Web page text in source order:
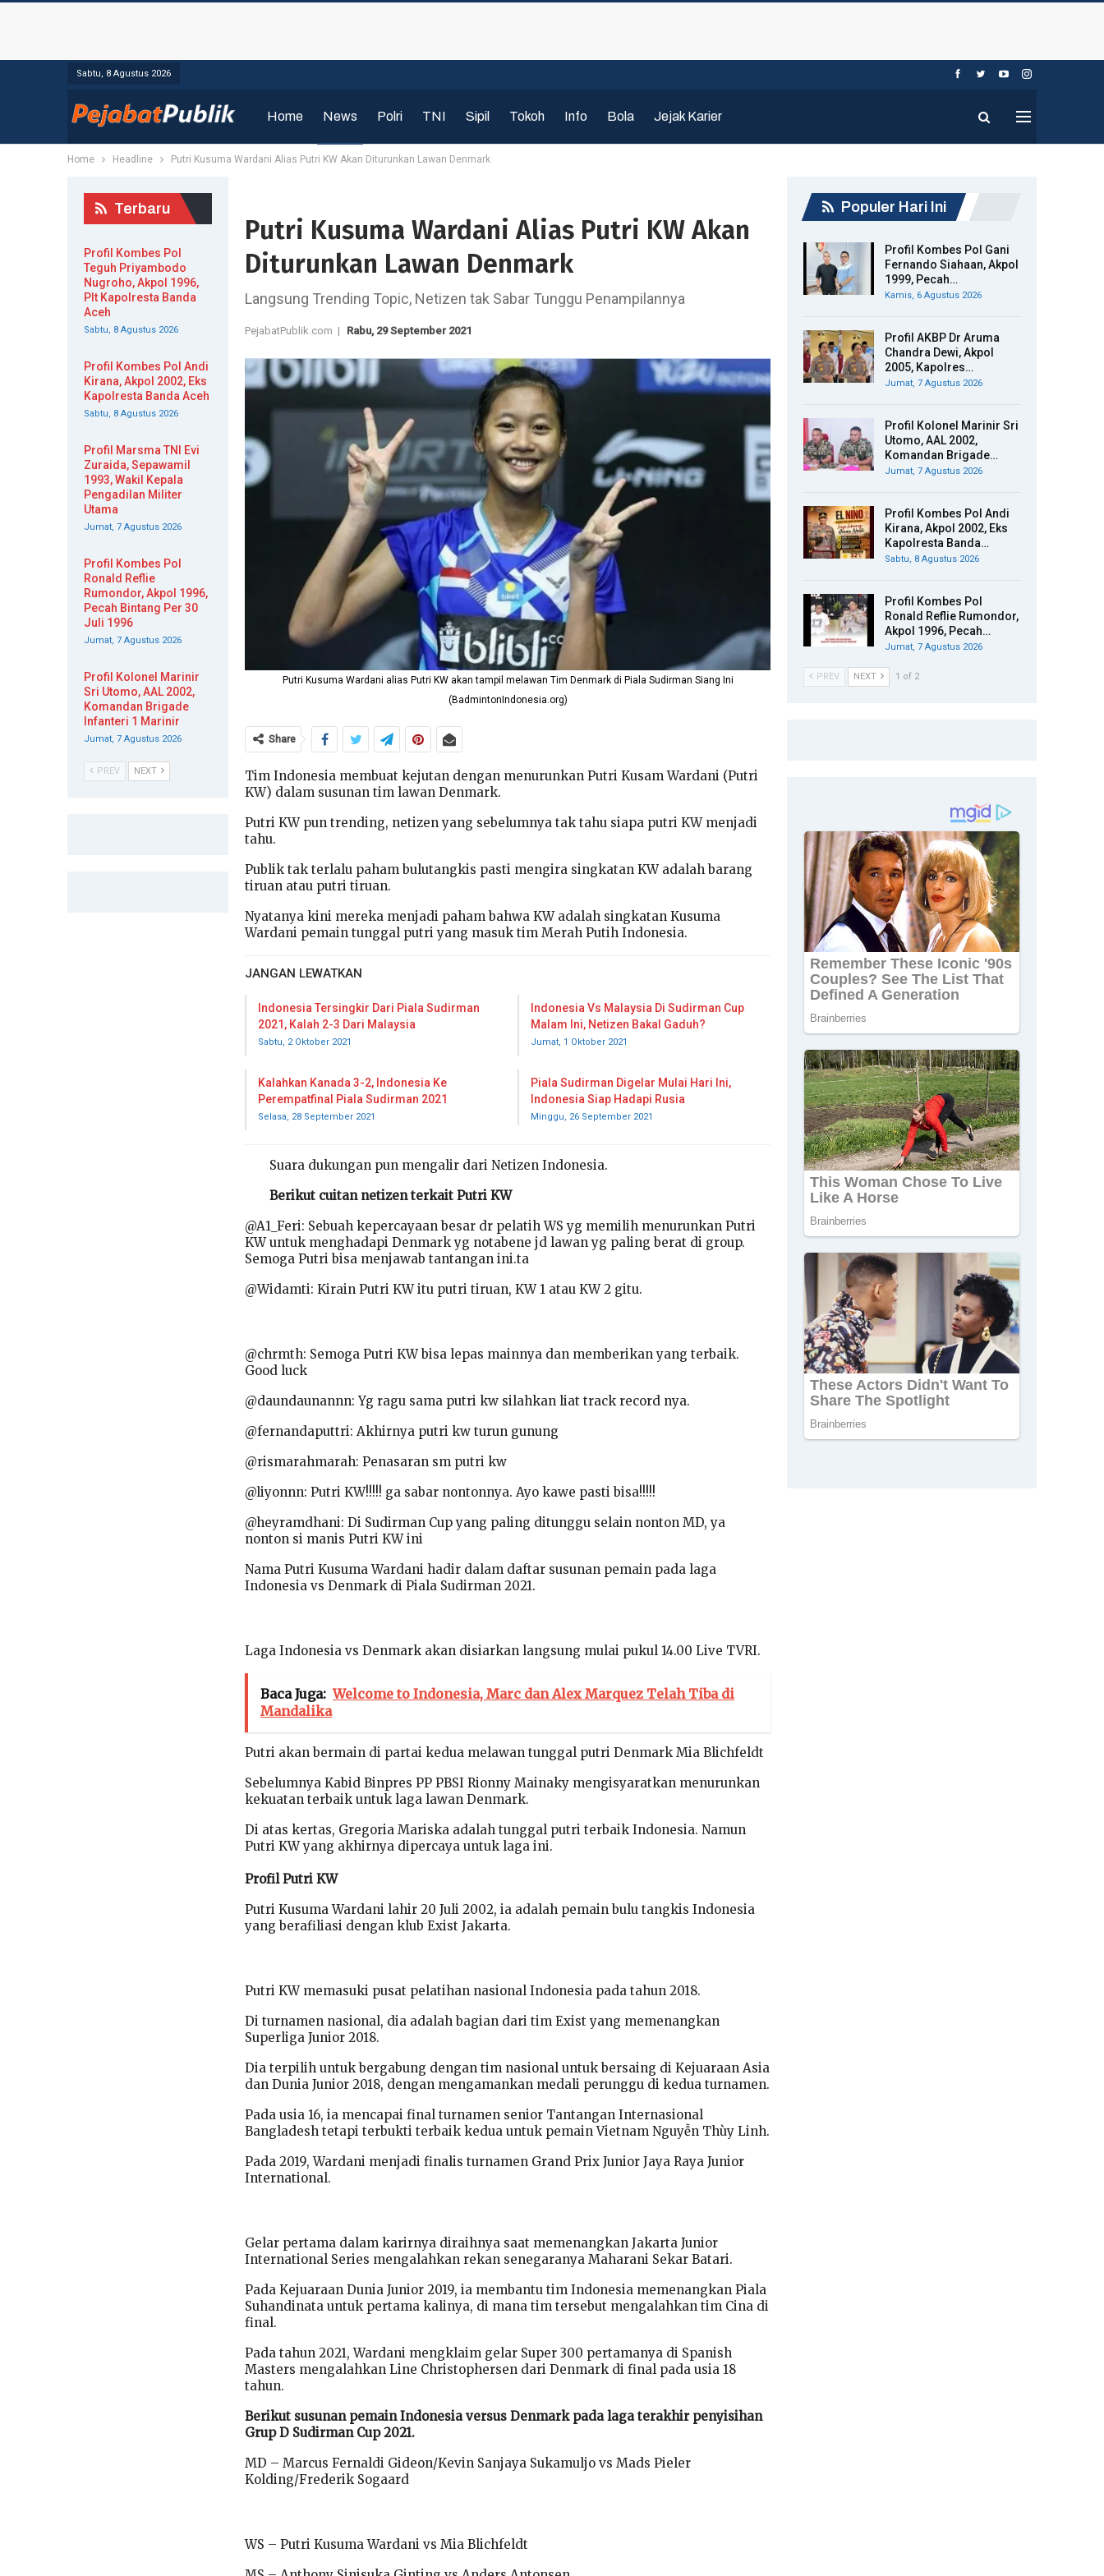
Sabtu, 8 Agustus 2026
Home News Polri TNI Sipil Tokoh Info Bola Jejak Karier
Home Headline Putri Kusuma Wardani Alias Putri KW Akan Diturunkan Lawan Denmark
Putri Kusuma Wardani Alias Putri KW Akan
Diturunkan Lawan Denmark
Langsung Trending Topic, Netizen tak Sabar Tunggu Penampilannya
PejabatPublik.com | Rabu, 29 September 2021
Putri Kusuma Wardani alias Putri KW akan tampil melawan Tim Denmark di Piala Sudirman Siang Ini
(BadmintonIndonesia.org)
Share
Tim Indonesia membuat kejutan dengan menurunkan Putri Kusam Wardani (Putri
KW) dalam susunan tim lawan Denmark.
Putri KW pun trending, netizen yang sebelumnya tak tahu siapa putri KW menjadi
tahu.
Publik tak terlalu paham bulutangkis pasti mengira singkatan KW adalah barang
tiruan atau putri tiruan.
Nyatanya kini mereka menjadi paham bahwa KW adalah singkatan Kusuma
Wardani pemain tunggal putri yang masuk tim Merah Putih Indonesia.
JANGAN LEWATKAN
Indonesia Tersingkir Dari Piala Sudirman
2021, Kalah 2-3 Dari Malaysia
Sabtu, 2 Oktober 2021
Indonesia Vs Malaysia Di Sudirman Cup
Malam Ini, Netizen Bakal Gaduh?
Jumat, 1 Oktober 2021
Kalahkan Kanada 3-2, Indonesia Ke
Perempatfinal Piala Sudirman 2021
Selasa, 28 September 2021
Piala Sudirman Digelar Mulai Hari Ini,
Indonesia Siap Hadapi Rusia
Minggu, 26 September 2021
Suara dukungan pun mengalir dari Netizen Indonesia.
Berikut cuitan netizen terkait Putri KW
@A1_Feri: Sebuah kepercayaan besar dr pelatih WS yg memilih menurunkan Putri
KW untuk menghadapi Denmark yg notabene jd lawan yg paling berat di group.
Semoga Putri bisa menjawab tantangan ini.ta
@Widamti: Kirain Putri KW itu putri tiruan, KW 1 atau KW 2 gitu.
@chrmth: Semoga Putri KW bisa lepas mainnya dan memberikan yang terbaik.
Good luck
@daundaunannn: Yg ragu sama putri kw silahkan liat track record nya.
@fernandaputtri: Akhirnya putri kw turun gunung
@rismarahmarah: Penasaran sm putri kw
@liyonnn: Putri KW!!!!! ga sabar nontonnya. Ayo kawe pasti bisa!!!!!
@heyramdhani: Di Sudirman Cup yang paling ditunggu selain nonton MD, ya
nonton si manis Putri KW ini
Nama Putri Kusuma Wardani hadir dalam daftar susunan pemain pada laga
Indonesia vs Denmark di Piala Sudirman 2021.
Laga Indonesia vs Denmark akan disiarkan langsung mulai pukul 14.00 Live TVRI.
Baca Juga: Welcome to Indonesia, Marc dan Alex Marquez Telah Tiba di
Mandalika
Putri akan bermain di partai kedua melawan tunggal putri Denmark Mia Blichfeldt
Sebelumnya Kabid Binpres PP PBSI Rionny Mainaky mengisyaratkan menurunkan
kekuatan terbaik untuk laga lawan Denmark.
Di atas kertas, Gregoria Mariska adalah tunggal putri terbaik Indonesia. Namun
Putri KW yang akhirnya dipercaya untuk laga ini.
Profil Putri KW
Putri Kusuma Wardani lahir 20 Juli 2002, ia adalah pemain bulu tangkis Indonesia
yang berafiliasi dengan klub Exist Jakarta.
Putri KW memasuki pusat pelatihan nasional Indonesia pada tahun 2018.
Di turnamen nasional, dia adalah bagian dari tim Exist yang memenangkan
Superliga Junior 2018.
Dia terpilih untuk bergabung dengan tim nasional untuk bersaing di Kejuaraan Asia
dan Dunia Junior 2018, dengan mengamankan medali perunggu di kedua turnamen.
Pada usia 16, ia mencapai final turnamen senior Tantangan Internasional
Bangladesh tetapi terbukti terbaik kedua untuk pemain Vietnam Nguyễn Thùy Linh.
Pada 2019, Wardani menjadi finalis turnamen Grand Prix Junior Jaya Raya Junior
International.
Gelar pertama dalam karirnya diraihnya saat memenangkan Jakarta Junior
International Series mengalahkan rekan senegaranya Maharani Sekar Batari.
Pada Kejuaraan Dunia Junior 2019, ia membantu tim Indonesia memenangkan Piala
Suhandinata untuk pertama kalinya, di mana tim tersebut mengalahkan tim Cina di
final.
Pada tahun 2021, Wardani mengklaim gelar Super 300 pertamanya di Spanish
Masters mengalahkan Line Christophersen dari Denmark di final pada usia 18
tahun.
Berikut susunan pemain Indonesia versus Denmark pada laga terakhir penyisihan
Grup D Sudirman Cup 2021.
MD – Marcus Fernaldi Gideon/Kevin Sanjaya Sukamuljo vs Mads Pieler
Kolding/Frederik Sogaard
WS – Putri Kusuma Wardani vs Mia Blichfeldt
Populer Hari Ini
Profil Kombes Pol Gani
Fernando Siahaan, Akpol
1999, Pecah…
Kamis, 6 Agustus 2026
Profil AKBP Dr Aruma
Chandra Dewi, Akpol
2005, Kapolres…
Jumat, 7 Agustus 2026
Profil Kolonel Marinir Sri
Utomo, AAL 2002,
Komandan Brigade…
Jumat, 7 Agustus 2026
Profil Kombes Pol Andi
Kirana, Akpol 2002, Eks
Kapolresta Banda…
Sabtu, 8 Agustus 2026
Profil Kombes Pol
Ronald Reflie Rumondor,
Akpol 1996, Pecah…
Jumat, 7 Agustus 2026
PREV NEXT 1 of 2
Terbaru
Profil Kombes Pol
Teguh Priyambodo
Nugroho, Akpol 1996,
Plt Kapolresta Banda
Aceh
Sabtu, 8 Agustus 2026
Profil Kombes Pol Andi
Kirana, Akpol 2002, Eks
Kapolresta Banda Aceh
Sabtu, 8 Agustus 2026
Profil Marsma TNI Evi
Zuraida, Sepawamil
1993, Wakil Kepala
Pengadilan Militer
Utama
Jumat, 7 Agustus 2026
Profil Kombes Pol
Ronald Reflie
Rumondor, Akpol 1996,
Pecah Bintang Per 30
Juli 1996
Jumat, 7 Agustus 2026
Profil Kolonel Marinir
Sri Utomo, AAL 2002,
Komandan Brigade
Infanteri 1 Marinir
Jumat, 7 Agustus 2026
PREV NEXT